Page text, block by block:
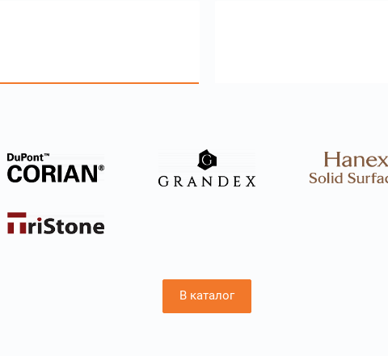
В каталог